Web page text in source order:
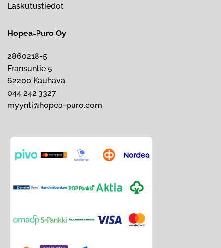
Laskutustiedot
Hopea-Puro Oy
2860218-5
Fransuntie 5
62200 Kauhava
044 242 3327
myynti@hopea-puro.com